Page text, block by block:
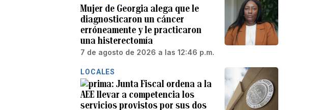
Mujer de Georgia alega que le
diagnosticaron un cáncer
erróneamente y le practicaron
una histerectomía
7 de agosto de 2026 a las 12:46 p.m.
LOCALES
Junta Fiscal ordena a la
AEE llevar a competencia los
servicios provistos por sus dos